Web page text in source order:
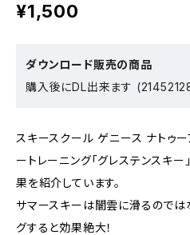
¥1,500
ダウンロード販売の商品
購入後にDL出来ます
スキースクール ゲニース ナトゥ
ートレーニング「グレステンスキー
果を紹介しています。
サマースキーは闇雲に滑るのでは
グすると効果絶大！